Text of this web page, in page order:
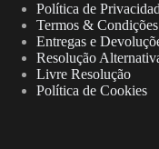
Política de
Termos & Condições
Entregas e
Resolução
Livre Resolução
Política de Cookies